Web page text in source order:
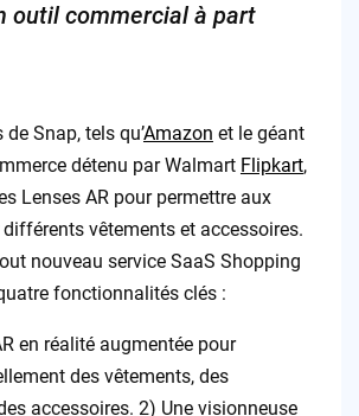
outil commercial à part
Snap, tels qu’Amazon et le géant
détenu par Walmart Flipkart,
Lenses AR pour permettre aux
différents vêtements et accessoires.
nouveau service SaaS Shopping
fonctionnalités clés :
en réalité augmentée pour
des vêtements, des
accessoires. 2) Une visionneuse